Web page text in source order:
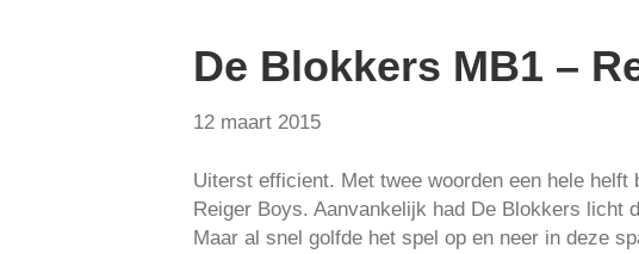
De Blokkers MB1 –
12 maart 2015
Uiterst efficient. Met twee woorden een hele
Reiger Boys. Aanvankelijk had De Blokkers licht
Maar al snel golfde het spel op en neer in deze